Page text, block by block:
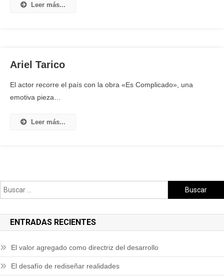
Leer más...
Ariel Tarico
El actor recorre el país con la obra «Es Complicado», una
emotiva pieza…
Leer más...
ENTRADAS RECIENTES
El valor agregado como directriz del desarrollo
El desafío de rediseñar realidades